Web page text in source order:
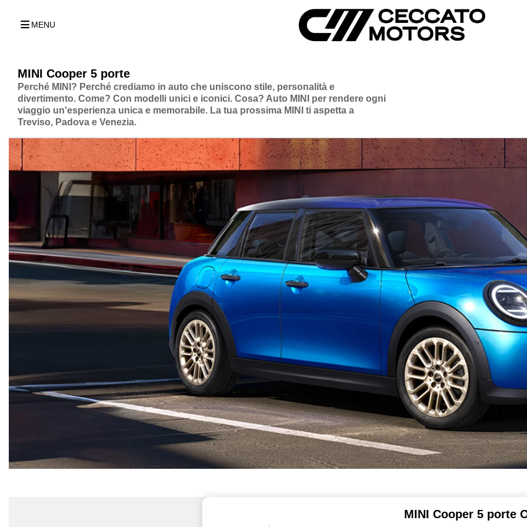
MENU
MINI Cooper 5 porte
Perché MINI? Perché crediamo in auto che uniscono stile, personalità e
divertimento. Come? Con modelli unici e iconici. Cosa? Auto MINI per rendere ogni
viaggio un'esperienza unica e memorabile. La tua prossima MINI ti aspetta a
Treviso, Padova e Venezia.
MINI Cooper 5 porte